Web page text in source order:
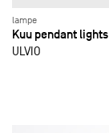
lampe
Kuu pendant lights
ULVIO